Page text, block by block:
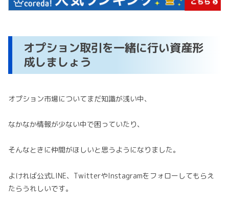
オプション取引を一緒に行い資産形
成しましょう
オプション市場についてまだ知識が浅い中、
なかなか情報が少ない中で困っていたり、
そんなときに仲間がほしいと思うようになりました。
よければ公式LINE、TwitterやInstagramをフォローしてもらえ
たらうれしいです。